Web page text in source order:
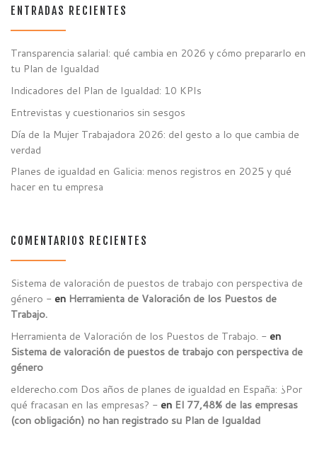
ENTRADAS RECIENTES
Transparencia salarial: qué cambia en 2026 y cómo prepararlo en
tu Plan de Igualdad
Indicadores del Plan de Igualdad: 10 KPIs
Entrevistas y cuestionarios sin sesgos
Día de la Mujer Trabajadora 2026: del gesto a lo que cambia de
verdad
Planes de igualdad en Galicia: menos registros en 2025 y qué
hacer en tu empresa
COMENTARIOS RECIENTES
Sistema de valoración de puestos de trabajo con perspectiva de
género -en Herramienta de Valoración de los Puestos de
Trabajo.
Herramienta de Valoración de los Puestos de Trabajo. -en
Sistema de valoración de puestos de trabajo con perspectiva de
género
elderecho.com Dos años de planes de igualdad en España: ¿Por
qué fracasan en las empresas? -en El 77,48% de las empresas
(con obligación) no han registrado su Plan de Igualdad